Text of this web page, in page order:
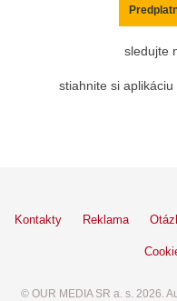
sledujte
stiahnite si
Kontakty Reklama
© OUR MEDIA SR a. s. 2026.